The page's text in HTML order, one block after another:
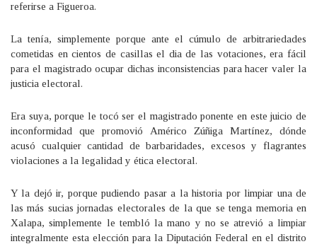
referirse a Figueroa.
La tenía, simplemente porque ante el cúmulo de arbitrariedades
cometidas en cientos de casillas el dia de las votaciones, era fácil
para el magistrado ocupar dichas inconsistencias para hacer valer la
justicia electoral.
Era suya, porque le tocó ser el magistrado ponente en este juicio de
inconformidad que promovió Américo Zúñiga Martínez, dónde
acusó cualquier cantidad de barbaridades, excesos y flagrantes
violaciones a la legalidad y ética electoral.
Y la dejó ir, porque pudiendo pasar a la historia por limpiar una de
las más sucias jornadas electorales de la que se tenga memoria en
Xalapa, simplemente le tembló la mano y no se atrevió a limpiar
integralmente esta elección para la Diputación Federal en el distrito